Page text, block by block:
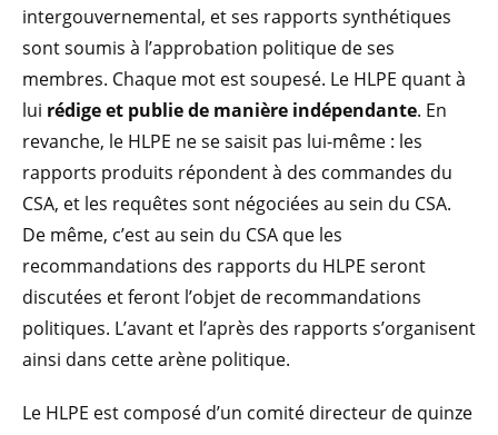
intergouvernemental, et ses rapports synthétiques
sont soumis à l’approbation politique de ses
membres. Chaque mot est soupesé. Le HLPE quant à
lui rédige et publie de manière indépendante. En
revanche, le HLPE ne se saisit pas lui-même : les
rapports produits répondent à des commandes du
CSA, et les requêtes sont négociées au sein du CSA.
De même, c’est au sein du CSA que les
recommandations des rapports du HLPE seront
discutées et feront l’objet de recommandations
politiques. L’avant et l’après des rapports s’organisent
ainsi dans cette arène politique.
Le HLPE est composé d’un comité directeur de quinze